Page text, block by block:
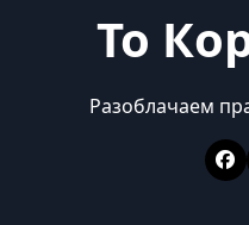
То
Разоблачаем